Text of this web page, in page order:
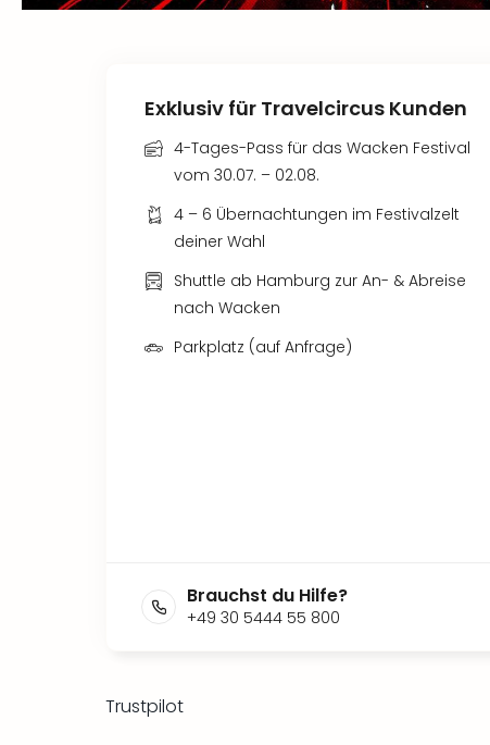
Exklusiv für Travelcircus Kunden
4-Tages-Pass für das Wacken Festival
vom 30.07. – 02.08.
4 – 6 Übernachtungen im Festivalzelt
deiner Wahl
Shuttle ab Hamburg zur An- & Abreise
nach Wacken
Parkplatz (auf Anfrage)
Brauchst du Hilfe?
+49 30 5444 55 800
Trustpilot